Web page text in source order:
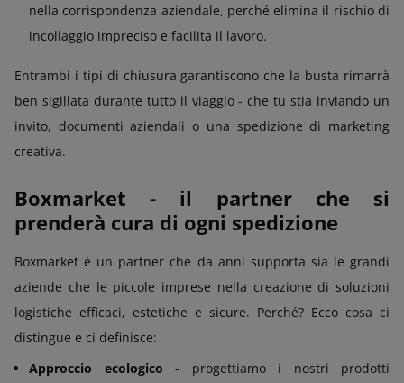
nella corrispondenza aziendale, perché elimina il rischio di
incollaggio impreciso e facilita il lavoro.
Entrambi i tipi di chiusura garantiscono che la busta rimarrà
ben sigillata durante tutto il viaggio - che tu stia inviando un
invito, documenti aziendali o una spedizione di marketing
creativa.
Boxmarket - il partner che si
prenderà cura di ogni spedizione
Boxmarket è un partner che da anni supporta sia le grandi
aziende che le piccole imprese nella creazione di soluzioni
logistiche efficaci, estetiche e sicure. Perché? Ecco cosa ci
distingue e ci definisce:
Approccio ecologico - progettiamo i nostri prodotti